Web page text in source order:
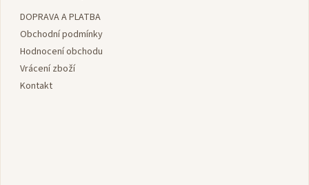
DOPRAVA A PLATBA
Obchodní podmínky
Hodnocení obchodu
Vrácení zboží
Kontakt